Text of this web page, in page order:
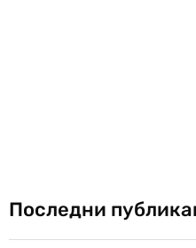
Последни